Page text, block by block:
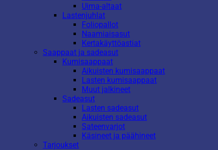
Uima-altaat
Lastenjuhlat
Foliopallot
Naamiaisasut
Kertakäyttöastiat
Saappaat ja sadeasut
Kumisaappaat
Aikuisten kumisaappaat
Lasten kumisaappaat
Muut jalkineet
Sadeasut
Lasten sadeasut
Aikuisten sadeasut
Sateenvarjot
Käsineet ja päähineet
Tarjoukset